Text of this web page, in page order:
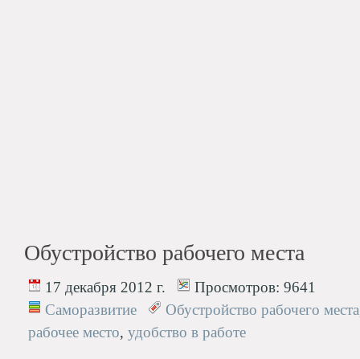
Обустройство рабочего места
17 декабря 2012 г. Просмотров: 9641
Саморазвитие
Обустройство рабочего места
рабочее место, удобство в работе